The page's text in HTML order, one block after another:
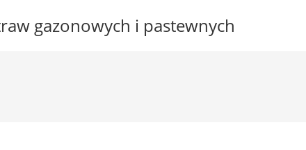
gazonowych i pastewnych